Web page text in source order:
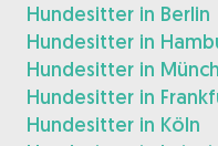
Hundesitter in Berlin
Hundesitter in
Hundesitter in
Hundesitter in
Hundesitter in Köln